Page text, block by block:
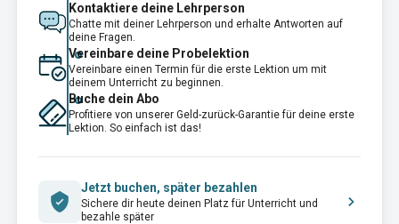
Kontaktiere deine Lehrperson
Chatte mit deiner Lehrperson und erhalte Antworten auf
deine Fragen.
Vereinbare deine Probelektion
Vereinbare einen Termin für die erste Lektion um mit
deinem Unterricht zu beginnen.
Buche dein Abo
Profitiere von unserer Geld-zurück-Garantie für deine erste
Lektion. So einfach ist das!
Jetzt buchen, später bezahlen
Sichere dir heute deinen Platz für Unterricht und
bezahle später